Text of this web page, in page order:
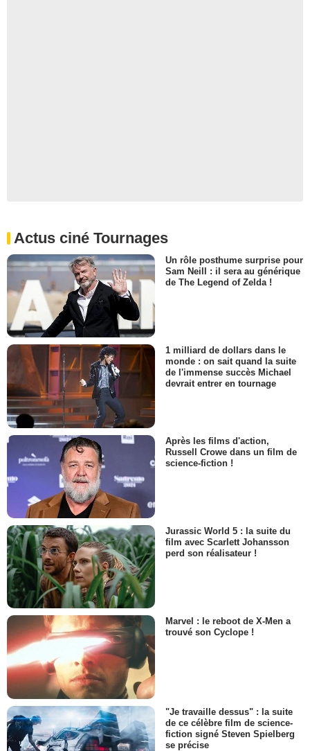
Actus ciné Tournages
Un rôle posthume surprise pour
Sam Neill : il sera au générique
de The Legend of Zelda !
1 milliard de dollars dans le
monde : on sait quand la suite
de l'immense succès Michael
devrait entrer en tournage
Après les films d'action,
Russell Crowe dans un film de
science-fiction !
Jurassic World 5 : la suite du
film avec Scarlett Johansson
perd son réalisateur !
Marvel : le reboot de X-Men a
trouvé son Cyclope !
"Je travaille dessus" : la suite
de ce célèbre film de science-
fiction signé Steven Spielberg
se précise